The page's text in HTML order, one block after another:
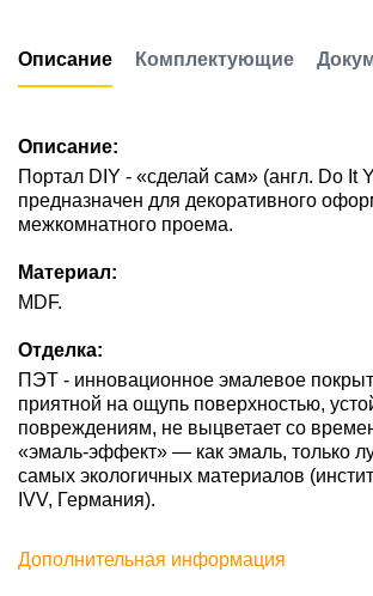
Описание Комплектующие
Описание:
Портал DIY - «сделай сам» (англ. Do It
предназначен для декоративного
межкомнатного проема.
Материал:
MDF.
Отделка:
ПЭТ - инновационное эмалевое
приятной на ощупь поверхностью,
повреждениям, не выцветает со
«эмаль-эффект» — как эмаль, только
самых экологичных материалов
IVV, Германия).
Дополнительная информация